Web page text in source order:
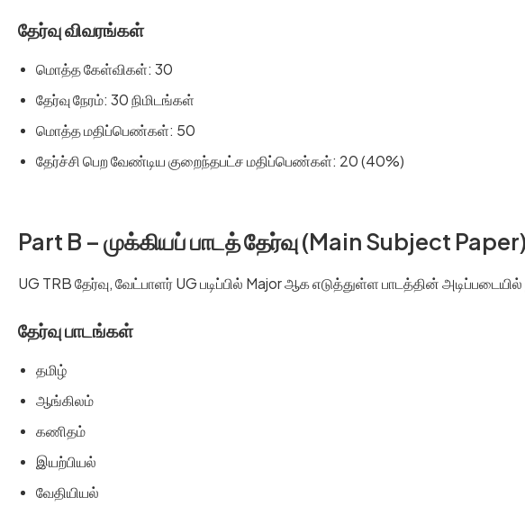
தேர்வு விவரங்கள்
மொத்த கேள்விகள்: 30
தேர்வு நேரம்: 30 நிமிடங்கள்
மொத்த மதிப்பெண்கள்: 50
தேர்ச்சி பெற வேண்டிய குறைந்தபட்ச மதிப்பெண்கள்: 20 (40%)
Part B – முக்கியப் பாடத் தேர்வு (Main Subject Paper)
UG TRB தேர்வு, வேட்பாளர் UG படிப்பில் Major ஆக எடுத்துள்ள பாடத்தின்
தேர்வு பாடங்கள்
தமிழ்
ஆங்கிலம்
கணிதம்
இயற்பியல்
வேதியியல்